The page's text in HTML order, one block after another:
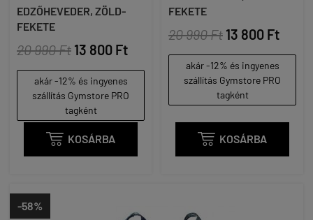
EDZŐHEVEDER, ZÖLD-
FEKETE
20 990 Ft 13 800 Ft
akár -12% és ingyenes
szállítás Gymstore PRO
tagként
 KOSÁRBA
FEKETE
20 990 Ft 13 800 Ft
akár -12% és ingyenes
szállítás Gymstore PRO
tagként
 KOSÁRBA
-58%